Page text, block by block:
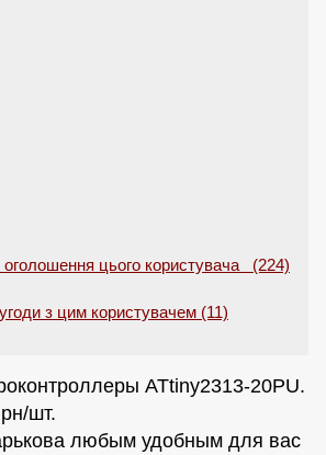
оголошення цього користувача (224)
з цим користувачем (11)
ATtiny2313-20PU.
шт.
любым удобным для вас